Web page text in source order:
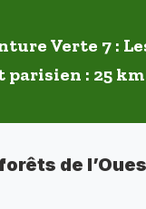
Verte 7 :
parisien : 25 km
de